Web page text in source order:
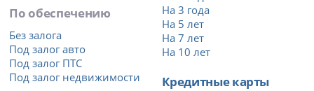
По обеспечению
Без залога
Под залог авто
Под залог ПТС
Под залог недвижимости
На 3 года
На 5 лет
На 7 лет
На 10 лет
Кредитные карты